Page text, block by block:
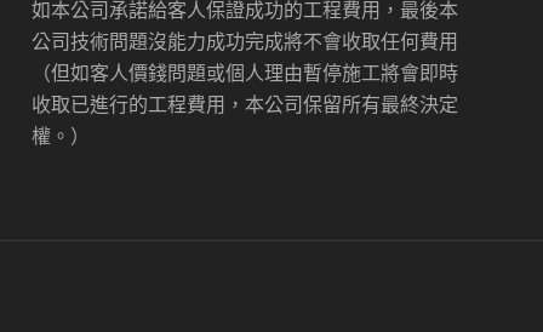
如本公司承諾給客人保證成功的工程費用，最後本
公司技術問題沒能力成功完成將不會收取任何費用
（但如客人價錢問題或個人理由暫停施工將會即時
收取已進行的工程費用，本公司保留所有最終決定
權。）